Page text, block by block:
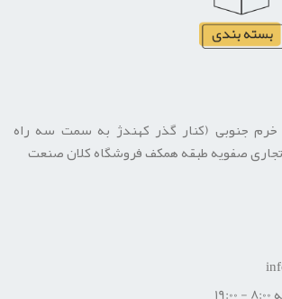
خرم جنوبی (کنار گذر کهندژ به سمت سه راه
صفویه طبقه همکف فروشگاه کلان صنعت